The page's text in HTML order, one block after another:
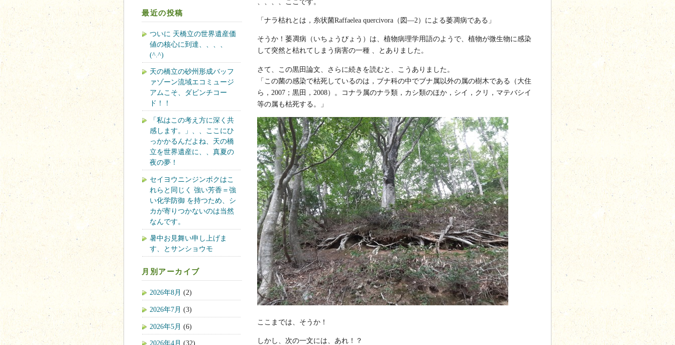
「ナラ枯れとは，糸状菌Raffaelea quercivora（図―2）による萎凋病である」
そうか！萎凋病（いちょうびょう）は、植物病理学用語のようで、植物が微生物に感染
して突然と枯れてしまう病害の一種 、とありました。
さて、この黒田論文、さらに続きを読むと、こうありました。
「この菌の感染で枯死しているのは，ブナ科の中でブナ属以外の属の樹木である（大住
ら，2007；黒田，2008）。コナラ属のナラ類，カシ類のほか，シイ，クリ，マテバシイ
等の属も枯死する。」
ここまでは、そうか！
しかし、次の一文には、あれ！？
最近の投稿
ついに 天橋立の世界遺産価
値の核心に到達、、、、
(^.^)
天の橋立の砂州形成バッフ
ァゾーン流域エコミュージ
アムこそ、ダビンチコー
ド！！
「私はこの考え方に深く共
感します。」、、ここにひ
っかかるんだよね、天の橋
立を世界遺産に、、真夏の
夜の夢！
セイヨウニンジンボクはこ
れらと同じく 強い芳香＝強
い化学防御 を持つため、シ
カが寄りつかないのは当然
なんです。
暑中お見舞い申し上げま
す、とサンショウモ
月別アーカイブ
2026年8月 (2)
2026年7月 (3)
2026年5月 (6)
2026年4月 (32)